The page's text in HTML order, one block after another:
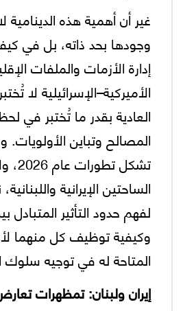
غير أن أهمية هذه
وجودها بحد ذاته، بل في
إدارة الأزمات والملفات
الأميركية–الإسرائيلية لا
العادية بقدر ما تُختبر في
المصالح وتباين
تشكل
الساحتين الإيرانية
لفهم حدود التأثير المتبادل
وكيفية توظيف كل منهما
المتاحة له في توجيه سلوك
إيران ولبنان: تمظهرات